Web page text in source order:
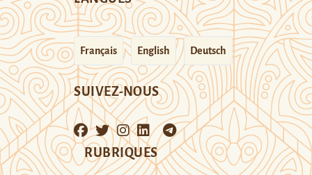
Français English Deutsch
SUIVEZ-NOUS
RUBRIQUES